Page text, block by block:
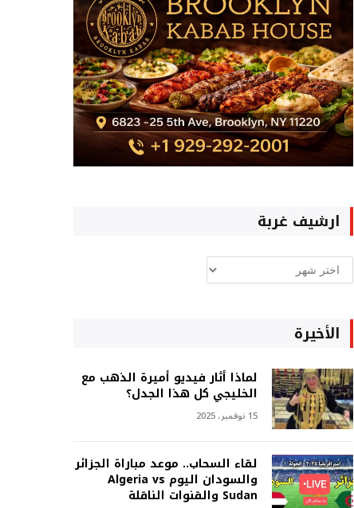
ارشيف غربة
ارشيف
غربة
الأخيرة
لماذا أثار فيديو أميرة الذهب مع
الخليجي كل هذا الجدل؟
15 نوفمبر، 2025
لقاء السحاب.. موعد مباراة الجزائر
والسودان اليوم Algeria vs
Sudan والقنوات الناقلة